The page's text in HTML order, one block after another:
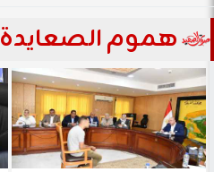
هموم الصعايدة